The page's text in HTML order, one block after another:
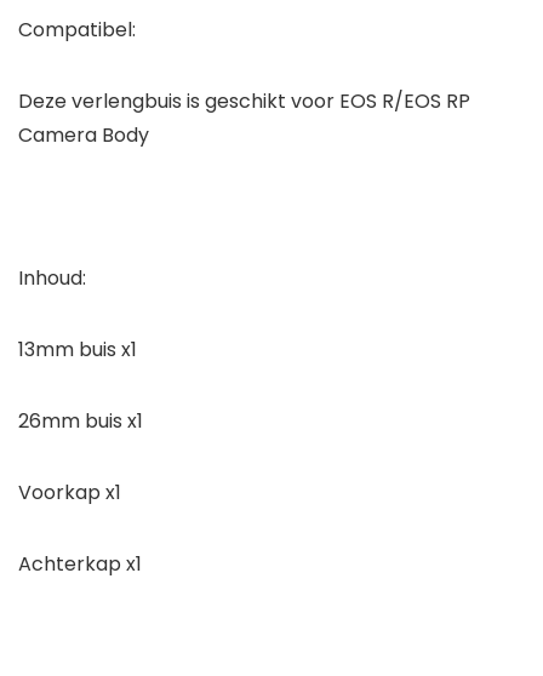
Compatibel:
Deze verlengbuis is geschikt voor EOS R/EOS RP
Camera Body
Inhoud:
13mm buis x1
26mm buis x1
Voorkap x1
Achterkap x1